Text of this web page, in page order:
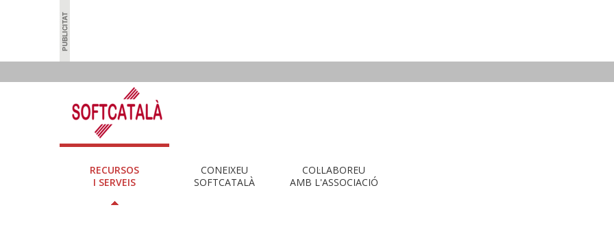
RECURSOS
I SERVEIS
CONEIXEU
SOFTCATALÀ
COL·LABOREU
AMB L'ASSOCIACIÓ